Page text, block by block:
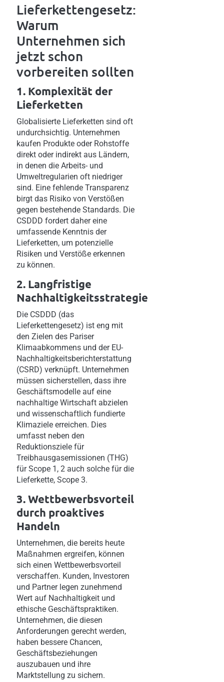
Lieferkettengesetz:
Warum
Unternehmen sich
jetzt schon
vorbereiten sollten
1. Komplexität der
Lieferketten
Globalisierte Lieferketten sind oft
undurchsichtig. Unternehmen
kaufen Produkte oder Rohstoffe
direkt oder indirekt aus Ländern,
in denen die Arbeits- und
Umweltregularien oft niedriger
sind. Eine fehlende Transparenz
birgt das Risiko von Verstößen
gegen bestehende Standards. Die
CSDDD fordert daher eine
umfassende Kenntnis der
Lieferketten, um potenzielle
Risiken und Verstöße erkennen
zu können.
2. Langfristige
Nachhaltigkeitsstrategie
Die CSDDD (das
Lieferkettengesetz) ist eng mit
den Zielen des Pariser
Klimaabkommens und der EU-
Nachhaltigkeitsberichterstattung
(CSRD) verknüpft. Unternehmen
müssen sicherstellen, dass ihre
Geschäftsmodelle auf eine
nachhaltige Wirtschaft abzielen
und wissenschaftlich fundierte
Klimaziele erreichen. Dies
umfasst neben den
Reduktionsziele für
Treibhausgasemissionen (THG)
für Scope 1, 2 auch solche für die
Lieferkette, Scope 3.
3. Wettbewerbsvorteil
durch proaktives
Handeln
Unternehmen, die bereits heute
Maßnahmen ergreifen, können
sich einen Wettbewerbsvorteil
verschaffen. Kunden, Investoren
und Partner legen zunehmend
Wert auf Nachhaltigkeit und
ethische Geschäftspraktiken.
Unternehmen, die diesen
Anforderungen gerecht werden,
haben bessere Chancen,
Geschäftsbeziehungen
auszubauen und ihre
Marktstellung zu sichern.